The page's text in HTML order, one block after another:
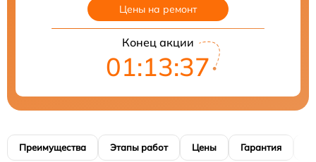
Цены на ремонт
Конец акции
01:13:36
Преимущества Этапы работ Цены Гарантия